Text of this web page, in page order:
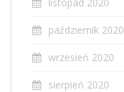
październik 2020
wrzesień 2020
sierpień 2020